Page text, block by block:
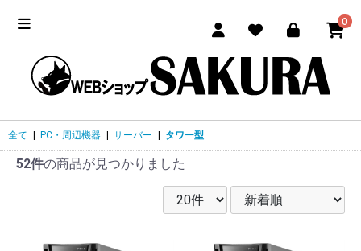
0
全て PC・周辺機器 サーバー タワー型
52件の商品が見つかりました